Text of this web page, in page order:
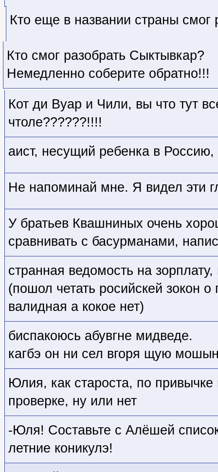
Кто еще в названии страны смог
Кто смог разобрать Сыктывкар?
Немедленно соберите обратно!!!
Кот ди Вуар и Чили, вы что тут
чтоле??????!!!!
аист, несущий ребенка в
Не напоминай мне. Я видел эти
У братьев Квашниных очень
сравнивать с басурманами,
странная ведомость на
(пошол четать росийскей зокон о
валидная а кокое нет)
биспакоюсь абувгне мидведе.
кагбэ он ни сел вгоря щую
Юлия, как староста, по
проверке, ну или нет
-Юля! Составьте с Алёшей
летние коникулэ!